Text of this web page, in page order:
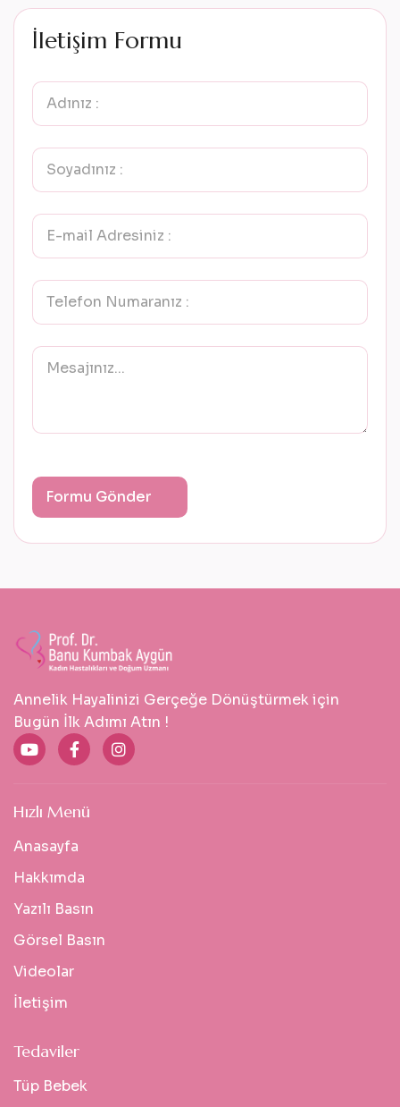
İletişim Formu
Annelik Hayalinizi Gerçeğe Dönüştürmek için
Bugün İlk Adımı Atın !
Hızlı Menü
Anasayfa
Hakkımda
Yazılı Basın
Görsel Basın
Videolar
İletişim
Tedaviler
Tüp Bebek